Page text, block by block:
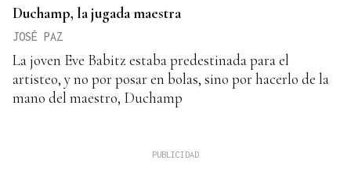
Duchamp, la jugada maestra
JOSÉ PAZ
La joven Eve Babitz estaba predestinada para el
artisteo, y no por posar en bolas, sino por hacerlo de la
mano del maestro, Duchamp